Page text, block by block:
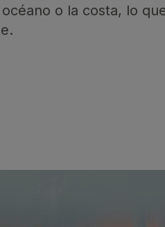
o la costa, lo